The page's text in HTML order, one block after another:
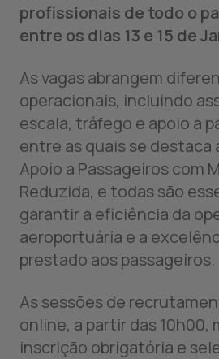
profissionais de todo o
entre os dias 13 e 15 de
As vagas abrangem
operacionais, incluindo
escala, tráfego e apoio a
entre as quais se destaca
Apoio a Passageiros com
Reduzida, e todas são
garantir a eficiência da
aeroportuária e a
prestado aos passageiros.
As sessões de
online, a partir das 10h00,
inscrição obrigatória e